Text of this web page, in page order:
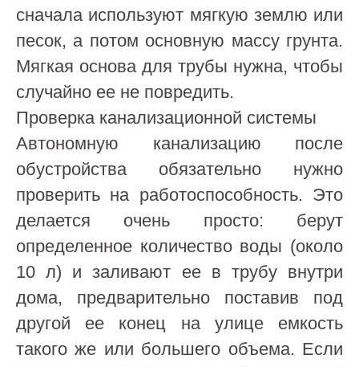
сначала используют мягкую землю или
песок, а потом основную массу грунта.
Мягкая основа для трубы нужна, чтобы
случайно ее не повредить.
Проверка канализационной системы
Автономную канализацию после
обустройства обязательно нужно
проверить на работоспособность. Это
делается очень просто: берут
определенное количество воды (около
10 л) и заливают ее в трубу внутри
дома, предварительно поставив под
другой ее конец на улице емкость
такого же или большего объема. Если